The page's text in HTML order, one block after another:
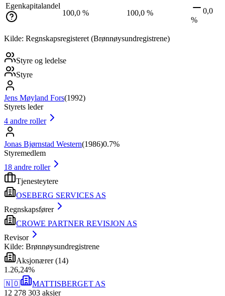
Egenkapitalandel
100,0 %
100,0 %
0,0
%
Kilde: Regnskapsregisteret (Brønnøysundregistrene)
Styre og ledelse
Styre
Jens Møyland Fors(1992)
Styrets leder
4 andre roller
Jonas Bjørnstad Western(1986)0.7%
Styremedlem
18 andre roller
Tjenesteytere
OSEBERG SERVICES AS
Regnskapsfører
CROWE PARTNER REVISJON AS
Revisor
Kilde: Brønnøysundregistrene
Aksjonærer(14)
1 .26,24%
🇳🇴
MATTISBERGET AS
12 278 303 aksjer